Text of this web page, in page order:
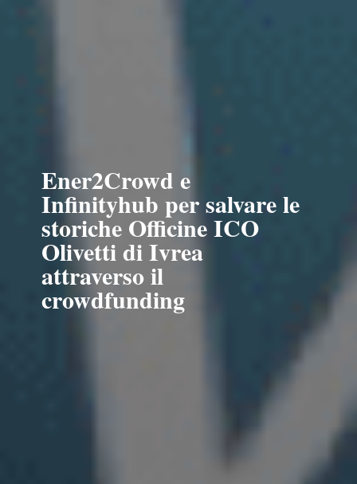
Ener2Crowd e
Infinityhub per salvare le
storiche Officine ICO
Olivetti di Ivrea
attraverso il
crowdfunding